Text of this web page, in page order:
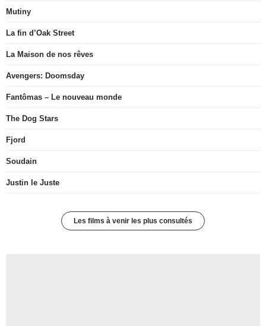
Mutiny
La fin d’Oak Street
La Maison de nos rêves
Avengers: Doomsday
Fantômas – Le nouveau monde
The Dog Stars
Fjord
Soudain
Justin le Juste
Les films à venir les plus consultés